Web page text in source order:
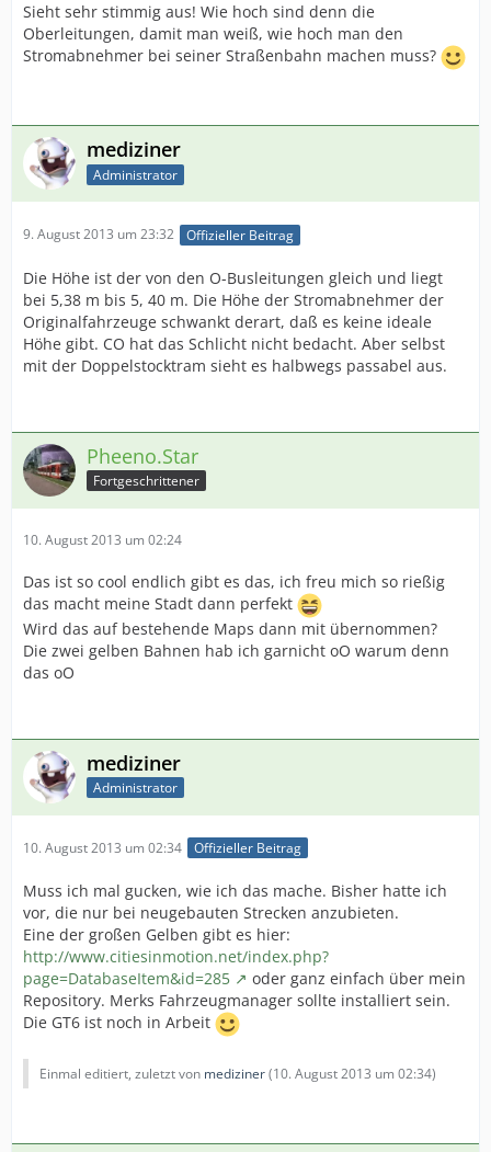
Sieht sehr stimmig aus! Wie hoch sind denn die
Oberleitungen, damit man weiß, wie hoch man den
Stromabnehmer bei seiner Straßenbahn machen muss?
mediziner
Administrator
9. August 2013 um 23:32 Offizieller Beitrag
Die Höhe ist der von den O-Busleitungen gleich und liegt
bei 5,38 m bis 5, 40 m. Die Höhe der Stromabnehmer der
Originalfahrzeuge schwankt derart, daß es keine ideale
Höhe gibt. CO hat das Schlicht nicht bedacht. Aber selbst
mit der Doppelstocktram sieht es halbwegs passabel aus.
Pheeno.Star
Fortgeschrittener
10. August 2013 um 02:24
Das ist so cool endlich gibt es das, ich freu mich so rießig
das macht meine Stadt dann perfekt
Wird das auf bestehende Maps dann mit übernommen?
Die zwei gelben Bahnen hab ich garnicht oO warum denn
das oO
mediziner
Administrator
10. August 2013 um 02:34 Offizieller Beitrag
Muss ich mal gucken, wie ich das mache. Bisher hatte ich
vor, die nur bei neugebauten Strecken anzubieten.
Eine der großen Gelben gibt es hier:
http://www.citiesinmotion.net/index.php?
page=DatabaseItem&id=285
oder ganz einfach über mein
Repository. Merks Fahrzeugmanager sollte installiert sein.
Die GT6 ist noch in Arbeit
Einmal editiert, zuletzt von mediziner(10. August 2013 um 02:34)